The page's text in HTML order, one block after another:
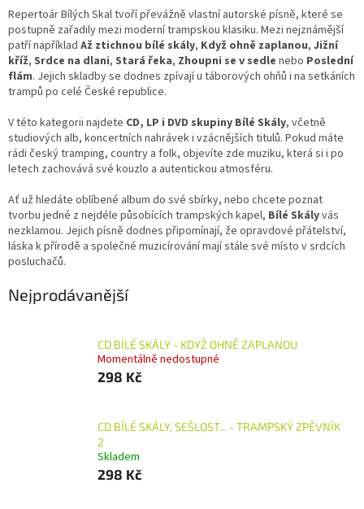
Repertoár Bílých Skal tvoří převážně vlastní autorské písně, které se
postupně zařadily mezi moderní trampskou klasiku. Mezi nejznámější
patří například Až ztichnou bílé skály, Když ohně zaplanou, Jižní
kříž, Srdce na dlani, Stará řeka, Zhoupni se v sedle nebo Poslední
flám. Jejich skladby se dodnes zpívají u táborových ohňů i na setkáních
trampů po celé České republice.
V této kategorii najdete CD, LP i DVD skupiny Bílé Skály, včetně
studiových alb, koncertních nahrávek i vzácnějších titulů. Pokud máte
rádi český tramping, country a folk, objevíte zde muziku, která si i po
letech zachovává své kouzlo a autentickou atmosféru.
Ať už hledáte oblíbené album do své sbírky, nebo chcete poznat
tvorbu jedné z nejdéle působících trampských kapel, Bílé Skályvás
nezklamou. Jejich písně dodnes připomínají, že opravdové přátelství,
láska k přírodě a společné muzicírování mají stále své místo v srdcích
posluchačů.
Nejprodávanější
CD BÍLÉ SKÁLY - KDYŽ OHNĚ ZAPLANOU
Momentálně nedostupné
298 Kč
CD BÍLÉ SKÁLY, SEŠLOST... - TRAMPSKÝ ZPĚVNÍK
2
Skladem
298 Kč